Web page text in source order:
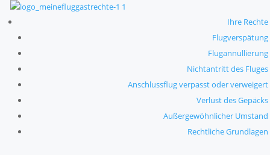
Ihre Rechte
Flugverspätung
Flugannullierung
Nichtantritt des Fluges
Anschlussflug verpasst oder verweigert
Verlust des Gepäcks
Außergewöhnlicher Umstand
Rechtliche Grundlagen